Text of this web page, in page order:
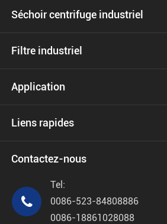
Séchoir centrifuge industriel
Filtre industriel
Application
Liens rapides
Contactez-nous

Tel:
0086-523-84808886
0086-18861028088